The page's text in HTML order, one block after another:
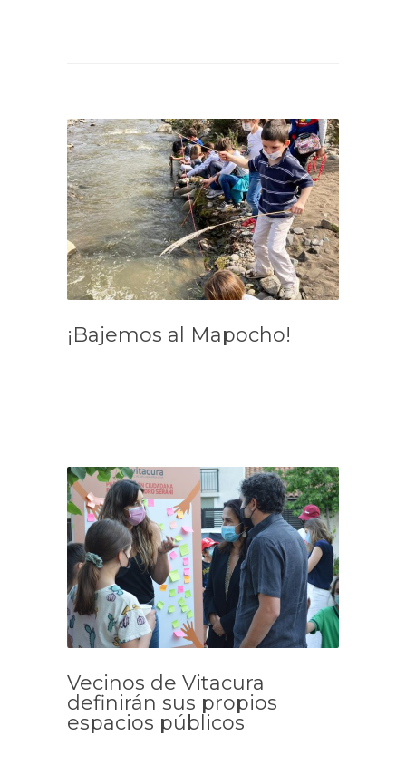
¡Bajemos al Mapocho!
Vecinos de Vitacura
definirán sus propios
espacios públicos